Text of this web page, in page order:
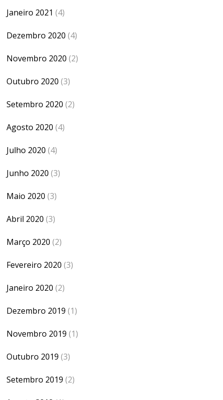
Janeiro 2021 (4)
Dezembro 2020 (4)
Novembro 2020 (2)
Outubro 2020 (3)
Setembro 2020 (2)
Agosto 2020 (4)
Julho 2020 (4)
Junho 2020 (3)
Maio 2020 (3)
Abril 2020 (3)
Março 2020 (2)
Fevereiro 2020 (3)
Janeiro 2020 (2)
Dezembro 2019 (1)
Novembro 2019 (1)
Outubro 2019 (3)
Setembro 2019 (2)